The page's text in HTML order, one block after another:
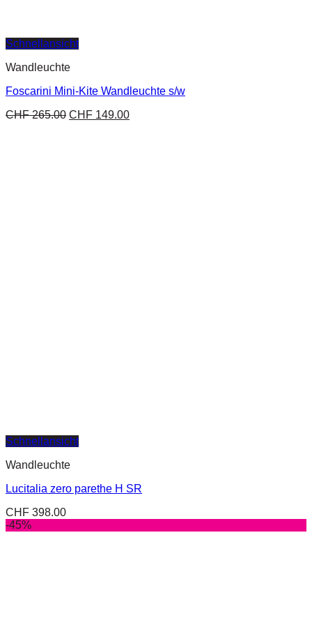
Schnellansicht
Wandleuchte
Foscarini Mini-Kite Wandleuchte s/w
CHF265.00 CHF 149.00
Schnellansicht
Wandleuchte
Lucitalia zero parethe H SR
CHF 398.00
-45%